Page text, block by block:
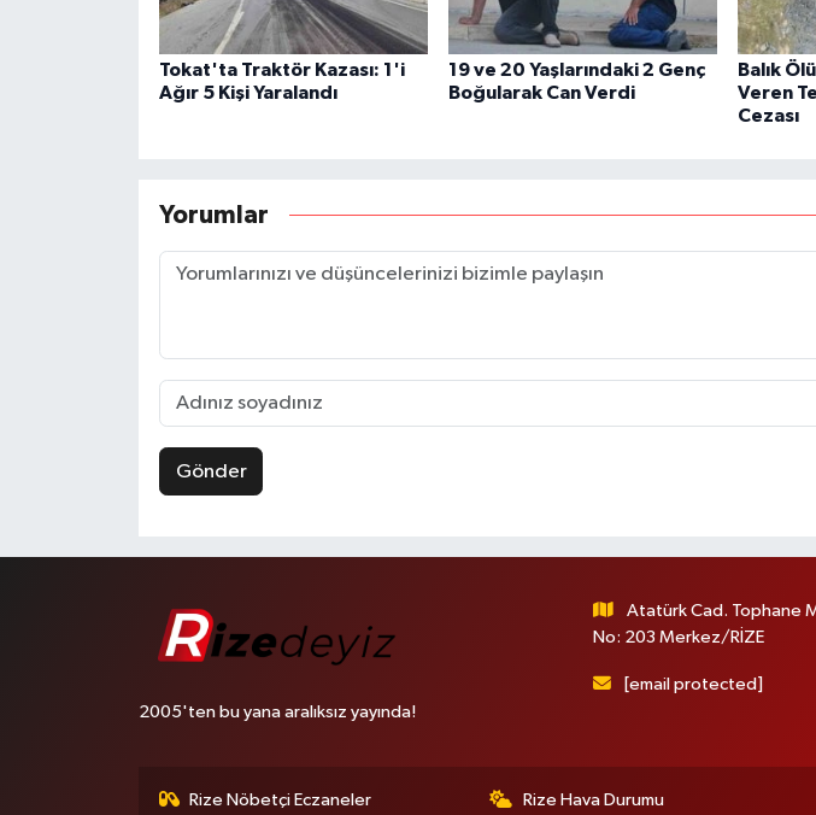
Tokat'ta Traktör Kazası: 1'i
Ağır 5 Kişi Yaralandı
19 ve 20 Yaşlarındaki 2 Genç
Boğularak Can Verdi
Balık
Veren
Cezası
Yorumlar
Gönder
2005'ten bu yana aralıksız yayında!
Atatürk Cad. Tophane
No: 203 Merkez/RİZE
[email protected]
Rize Nöbetçi Eczaneler Rize Hava Durumu